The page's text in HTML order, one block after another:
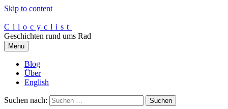
Skip to content
Cliocyclist
Geschichten rund ums Rad
Menu
Blog
Über
English
Suchen nach: